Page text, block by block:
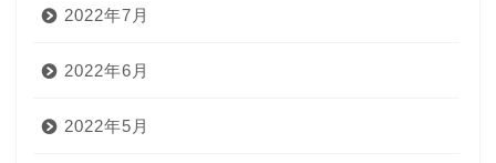
2022年7月
2022年6月
2022年5月